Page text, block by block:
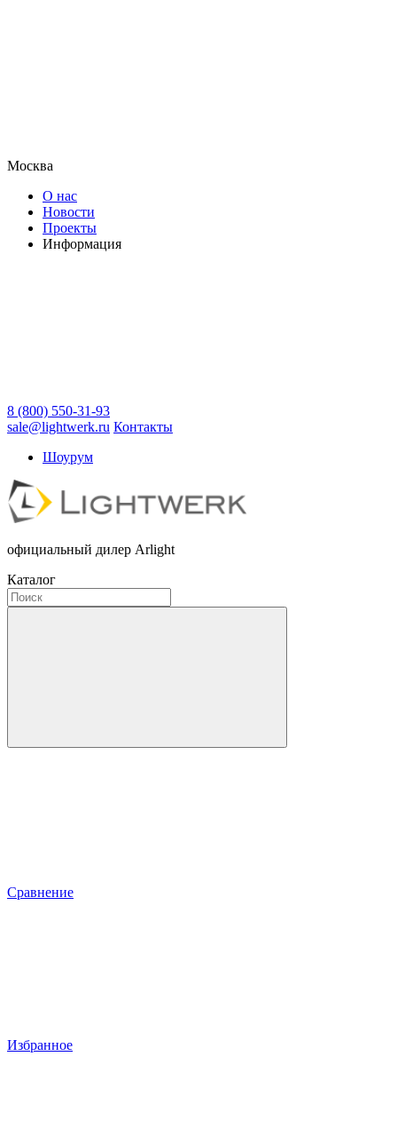
Москва
О нас
Новости
Проекты
Информация
8 (800) 550-31-93
sale@lightwerk.ru Контакты
Шоурум
официальный дилер Arlight
Каталог
Сравнение
Избранное